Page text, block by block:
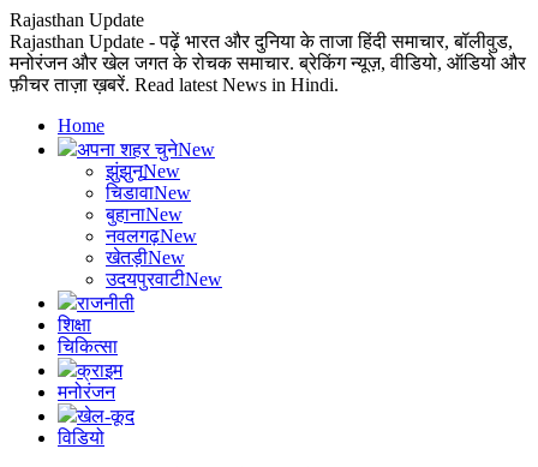
Rajasthan Update
Rajasthan Update - पढ़ें भारत और दुनिया के ताजा हिंदी समाचार, बॉलीवुड,
मनोरंजन और खेल जगत के रोचक समाचार. ब्रेकिंग न्यूज़, वीडियो, ऑडियो और
फ़ीचर ताज़ा ख़बरें. Read latest News in Hindi.
Home
अपना शहर चुनेNew
झुंझुनूNew
चिडावाNew
बुहानाNew
नवलगढ़New
खेतड़ीNew
उदयपुरवाटीNew
राजनीती
शिक्षा
चिकित्सा
क्राइम
मनोरंजन
खेल-कूद
विडियो